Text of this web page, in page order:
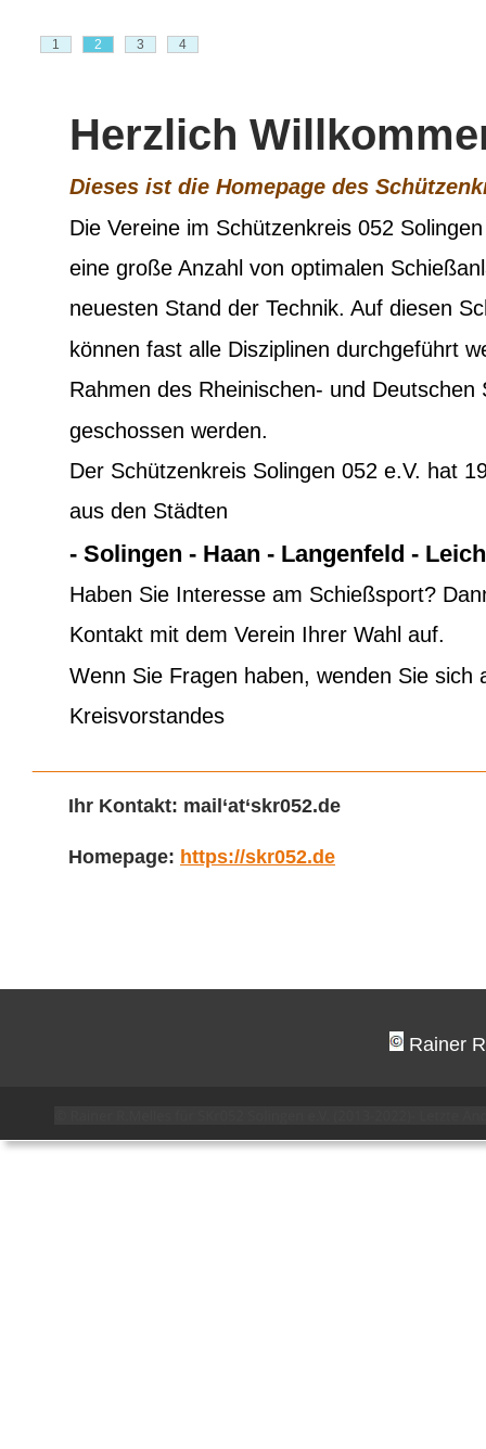
Herzlich
Dieses ist die Homepage des
Die Vereine im Schützenkreis 052
eine große Anzahl von optimalen
neuesten Stand der Technik. Auf diesen
können fast alle Disziplinen durchgeführt
Rahmen des Rheinischen- und
geschossen werden.
Der Schützenkreis Solingen 052 e.V. hat
aus den Städten
- Solingen - Haan - Langenfeld -
Haben Sie Interesse am Schießsport?
Kontakt mit dem Verein Ihrer Wahl auf.
Wenn Sie Fragen haben, wenden Sie
Kreisvorstandes
Ihr Kontakt: mail‘at‘skr052.de
Homepage: https://skr052.de
1 2 3 4
Rainer